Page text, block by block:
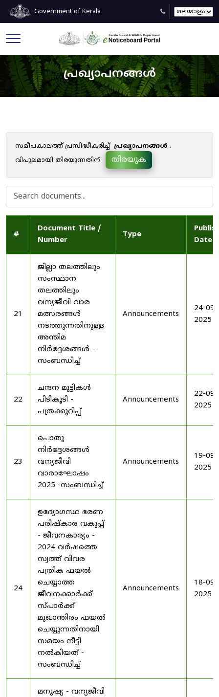
Government of Kerala
പ്രഖ്യാപനങ്ങൾ
സമീപകാലത്ത് പ്രസിദ്ധീകരിച്ച് പ്രഖ്യാപനങ്ങൾ .
വിപുലമായി തിരയുന്നതിന്
തിരയുക
#
Document Title /
Number
Type
Date
21
ജില്ലാ തലത്തിലും
സംസ്ഥാന
തലത്തിലും
വന്യജീവി വാര
മത്സരങ്ങൾ
നടത്തുന്നതിനുള്ള
അന്തിമ
നിർദ്ദേശങ്ങൾ -
സംബന്ധിച്ച്
Announcements
24-09-
2025
22
ചന്ദന മുട്ടികൾ
പിടികൂടി -
പത്രക്കുറിപ്പ്
Announcements
22-09-
2025
23
പൊതു
നിർദ്ദേശങ്ങൾ
വന്യജീവി
വാരാഘോഷം
2025 -സംബന്ധിച്ച്
Announcements
19-09-
2025
24
ഉദ്യോഗസ്ഥ ഭരണ
പരിഷ്കാര വകുപ്പ്
- ജീവനകാര്യം -
2024 വർഷത്തെ
സ്വത്ത് വിവര
പത്രിക ഫയൽ
ചെയ്യാത്ത
ജീവനക്കാർക്ക്
സ്പാർക്ക്
മുഖാന്തിരം ഫയൽ
ചെയ്യുന്നതിനായി
സമയം നീട്ടി
നൽകിയത് -
സംബന്ധിച്ച്
Announcements
18-09-
2025
മനുഷ്യ - വന്യജീവി